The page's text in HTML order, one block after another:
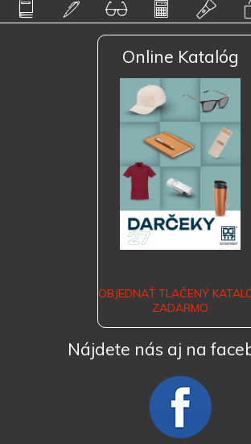
Online Katalóg
OBJEDNAŤ TLAČENÝ
ZADARMO
Nájdete nás aj na